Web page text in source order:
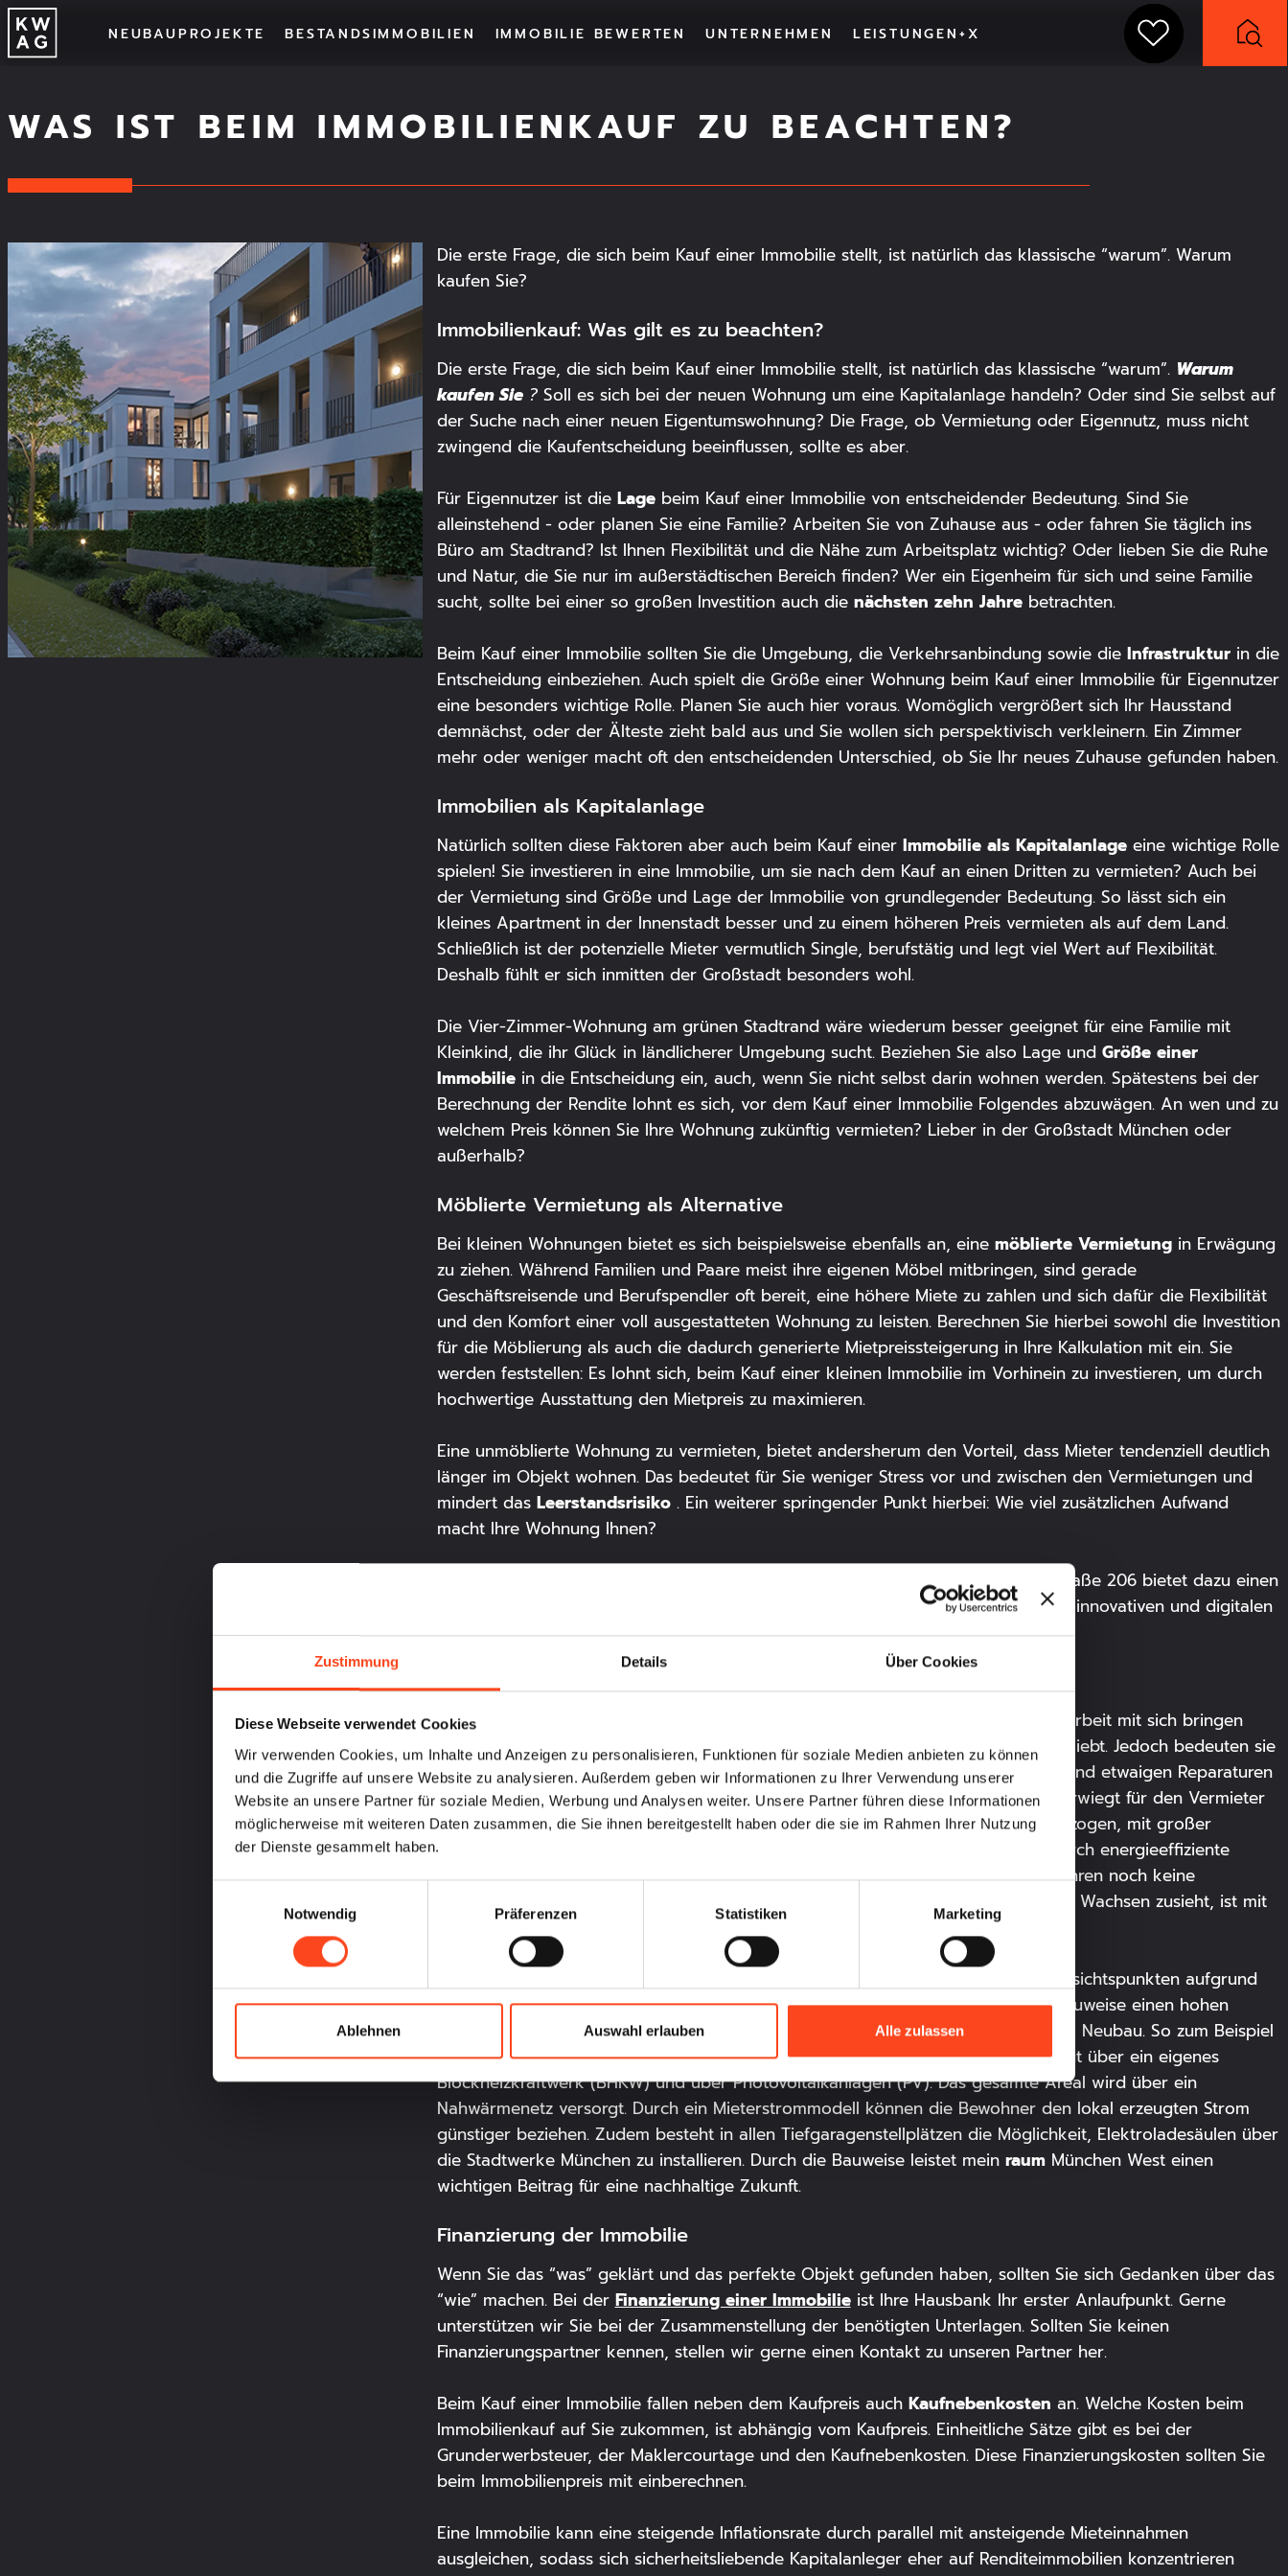
Zustimmung Details Über Cookies
Diese Webseite verwendet Cookies
Wir verwenden Cookies, um Inhalte und Anzeigen zu personalisieren, Funktionen für soziale Medien anbieten zu können
und die Zugriffe auf unsere Website zu analysieren. Außerdem geben wir Informationen zu Ihrer Verwendung unserer
Website an unsere Partner für soziale Medien, Werbung und Analysen weiter. Unsere Partner führen diese Informationen
möglicherweise mit weiteren Daten zusammen, die Sie ihnen bereitgestellt haben oder die sie im Rahmen Ihrer Nutzung
der Dienste gesammelt haben.
Notwendig
Präferenzen Statistiken Marketing
Ablehnen Auswahl erlauben Alle zulassen
NEUBAUPROJEKTE BESTANDSIMMOBILIEN IMMOBILIE BEWERTEN UNTERNEHMEN LEISTUNGEN+X
Alle Projekte Truderinger-Morgen
ZIMMER FLÄCHE
KAUFPREIS
WAS IST BEIM IMMOBILIENKAUF ZU BEACHTEN?
Die erste Frage, die sich beim Kauf einer Immobilie stellt, ist natürlich das klassische “warum”. Warum
kaufen Sie?
Immobilienkauf: Was gilt es zu beachten?
Die erste Frage, die sich beim Kauf einer Immobilie stellt, ist natürlich das klassische “warum”. Warum
kaufen Sie ?Soll es sich bei der neuen Wohnung um eine Kapitalanlage handeln? Oder sind Sie selbst auf
der Suche nach einer neuen Eigentumswohnung? Die Frage, ob Vermietung oder Eigennutz, muss nicht
zwingend die Kaufentscheidung beeinflussen, sollte es aber.
Für Eigennutzer ist die Lagebeim Kauf einer Immobilie von entscheidender Bedeutung. Sind Sie
alleinstehend - oder planen Sie eine Familie? Arbeiten Sie von Zuhause aus - oder fahren Sie täglich ins
Büro am Stadtrand? Ist Ihnen Flexibilität und die Nähe zum Arbeitsplatz wichtig? Oder lieben Sie die Ruhe
und Natur, die Sie nur im außerstädtischen Bereich finden? Wer ein Eigenheim für sich und seine Familie
sucht, sollte bei einer so großen Investition auch die nächsten zehn Jahrebetrachten.
Beim Kauf einer Immobilie sollten Sie die Umgebung, die Verkehrsanbindung sowie die Infrastrukturin die
Entscheidung einbeziehen. Auch spielt die Größe einer Wohnung beim Kauf einer Immobilie für Eigennutzer
eine besonders wichtige Rolle. Planen Sie auch hier voraus. Womöglich vergrößert sich Ihr Hausstand
demnächst, oder der Älteste zieht bald aus und Sie wollen sich perspektivisch verkleinern. Ein Zimmer
mehr oder weniger macht oft den entscheidenden Unterschied, ob Sie Ihr neues Zuhause gefunden haben.
Immobilien als Kapitalanlage
Natürlich sollten diese Faktoren aber auch beim Kauf einer Immobilie als Kapitalanlageeine wichtige Rolle
spielen! Sie investieren in eine Immobilie, um sie nach dem Kauf an einen Dritten zu vermieten? Auch bei
der Vermietung sind Größe und Lage der Immobilie von grundlegender Bedeutung. So lässt sich ein
kleines Apartment in der Innenstadt besser und zu einem höheren Preis vermieten als auf dem Land.
Schließlich ist der potenzielle Mieter vermutlich Single, berufstätig und legt viel Wert auf Flexibilität.
Deshalb fühlt er sich inmitten der Großstadt besonders wohl.
Die Vier-Zimmer-Wohnung am grünen Stadtrand wäre wiederum besser geeignet für eine Familie mit
Kleinkind, die ihr Glück in ländlicherer Umgebung sucht. Beziehen Sie also Lage und Größe einer
Immobiliein die Entscheidung ein, auch, wenn Sie nicht selbst darin wohnen werden. Spätestens bei der
Berechnung der Rendite lohnt es sich, vor dem Kauf einer Immobilie Folgendes abzuwägen. An wen und zu
welchem Preis können Sie Ihre Wohnung zukünftig vermieten? Lieber in der Großstadt München oder
außerhalb?
Möblierte Vermietung als Alternative
Bei kleinen Wohnungen bietet es sich beispielsweise ebenfalls an, eine möblierte Vermietungin Erwägung
zu ziehen. Während Familien und Paare meist ihre eigenen Möbel mitbringen, sind gerade
Geschäftsreisende und Berufspendler oft bereit, eine höhere Miete zu zahlen und sich dafür die Flexibilität
und den Komfort einer voll ausgestatteten Wohnung zu leisten. Berechnen Sie hierbei sowohl die Investition
für die Möblierung als auch die dadurch generierte Mietpreissteigerung in Ihre Kalkulation mit ein. Sie
werden feststellen: Es lohnt sich, beim Kauf einer kleinen Immobilie im Vorhinein zu investieren, um durch
hochwertige Ausstattung den Mietpreis zu maximieren.
Eine unmöblierte Wohnung zu vermieten, bietet andersherum den Vorteil, dass Mieter tendenziell deutlich
länger im Objekt wohnen. Das bedeutet für Sie weniger Stress vor und zwischen den Vermietungen und
mindert das Leerstandsrisiko. Ein weiterer springender Punkt hierbei: Wie viel zusätzlichen Aufwand
macht Ihre Wohnung Ihnen?
Ob möbliert vermieten oder unmöbliert: Die KW Consult GmbH in der Leopoldstraße 206 bietet dazu einen
umfangreichen Service. Angefangen bei der verlässlichen Verwaltung über einen innovativen und digitalen
Vermietungsservice. Das macht Vermieten einfach und rechtssicher.
Immobilienkauf: Altbau oder Neubau?
Beim Kauf einer Immobilie gilt es, sich bewusst zu werden, dass Eigentum auch Arbeit mit sich bringen
kann. Altbauwohnungen sind auf dem Münchner Wohnungsmarkt besonders beliebt. Jedoch bedeuten sie
einen oft unterschätzten Betriebsaufwand, der mit hohen Kosten für Strom, Gas und etwaigen Reparaturen
verbunden ist. Wo Ästheten und Hobbyhandwerker ihre helle Freude haben, überwiegt für den Vermieter
oft der Stressfaktor. Im Gegensatz dazu macht eineNeubauwohnung, sobald bezogen, mit großer
Wahrscheinlichkeit erstmal weniger Arbeit. Hier funktioniert alles einwandfrei, durch energieeffiziente
Bauweise fallen meist geringere Betriebskosten an. Zudem wird selbst in zehn Jahren noch keine
Kernsanierung nötig sein. Wer sich gern zurücklehnt und seiner Wertanlage beim Wachsen zusieht, ist mit
dem Kauf einer Neubauimmobilie also bestens beraten.
Die Investition in Neubauimmobilien lohnt sich zudem auch unter langfristigen Gesichtspunkten aufgrund
des Aspekts derNachhaltigkeit. Nicht nur sparen Sie durch energieeffiziente Bauweise einen hohen
Betrag an Instandhaltungskosten ein. Zusätzlich gibt es innovative Maßnahmen im Neubau. So zum Beispiel
das Mieterstrommodell beimeinraumMünchen West. Das Neubauprojekt verfügt über ein eigenes
Blockheizkraftwerk (BHKW) und über Photovoltaikanlagen (PV). Das gesamte Areal wird über ein
Nahwärmenetz versorgt. Durch ein Mieterstrommodell können die Bewohner den lokal erzeugten Strom
günstiger beziehen. Zudem besteht in allen Tiefgaragenstellplätzen die Möglichkeit, Elektroladesäulen über
die Stadtwerke München zu installieren. Durch die Bauweise leistet mein raum München West einen
wichtigen Beitrag für eine nachhaltige Zukunft.
Finanzierung der Immobilie
Wenn Sie das “was” geklärt und das perfekte Objekt gefunden haben, sollten Sie sich Gedanken über das
“wie” machen. Bei der Finanzierung einer Immobilieist Ihre Hausbank Ihr erster Anlaufpunkt. Gerne
unterstützen wir Sie bei der Zusammenstellung der benötigten Unterlagen. Sollten Sie keinen
Finanzierungspartner kennen, stellen wir gerne einen Kontakt zu unseren Partner her.
Beim Kauf einer Immobilie fallen neben dem Kaufpreis auch Kaufnebenkosten an. Welche Kosten beim
Immobilienkauf auf Sie zukommen, ist abhängig vom Kaufpreis. Einheitliche Sätze gibt es bei der
Grunderwerbsteuer, der Maklercourtage und den Kaufnebenkosten. Diese Finanzierungskosten sollten Sie
beim Immobilienpreis mit einberechnen.
Eine Immobilie kann eine steigende Inflationsrate durch parallel mit ansteigende Mieteinnahmen
ausgleichen, sodass sich sicherheitsliebende Kapitalanleger eher auf Renditeimmobilien konzentrieren